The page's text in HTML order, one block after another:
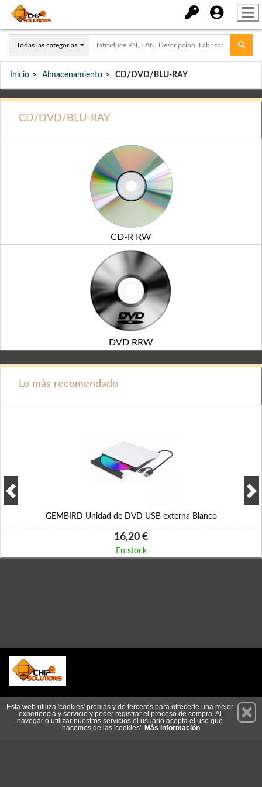
Todas las categorías
Inicio Almacenamiento CD/DVD/BLU-RAY
CD/DVD/BLU-RAY
CD-R RW
DVD RRW
Lo más recomendado
GEMBIRD Unidad de DVD USB externa Blanco
16,20 €
En stock
Suscríbete
Esta web utiliza 'cookies' propias y de terceros para ofrecerle una mejor
experiencia y servicio y poder registrar el proceso de compra. Al
navegar o utilizar nuestros servicios el usuario acepta el uso que
hacemos de las 'cookies'. Más información